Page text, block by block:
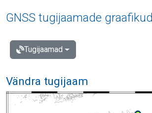
GNSS tugijaamade graafikud
Tugijaamad
Vändra tugijaam